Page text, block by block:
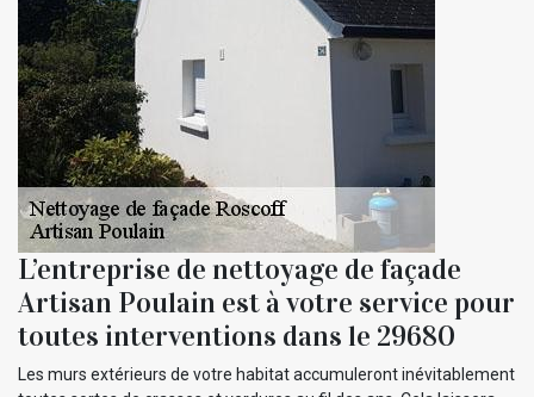
L’entreprise de nettoyage de façade
Artisan Poulain est à votre service pour
toutes interventions dans le 29680
Les murs extérieurs de votre habitat accumuleront inévitablement